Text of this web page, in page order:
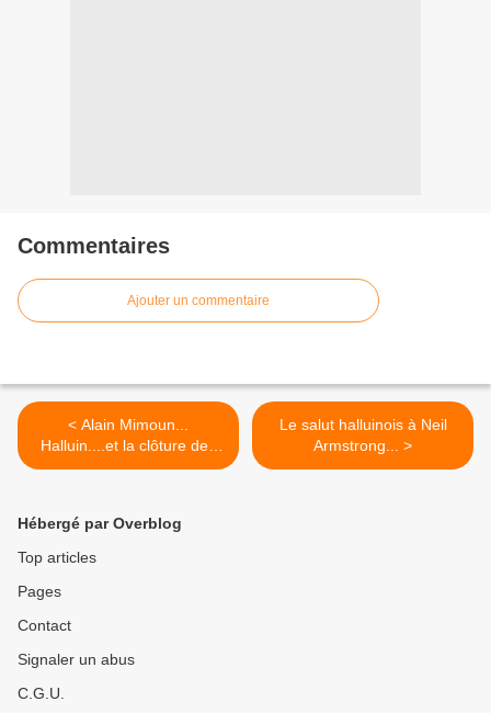
Commentaires
Ajouter un commentaire
< Alain Mimoun...
Halluin....et la clôture des
Jeux 2012.
Le salut halluinois à Neil
Armstrong... >
Hébergé par Overblog
Top articles
Pages
Contact
Signaler un abus
C.G.U.